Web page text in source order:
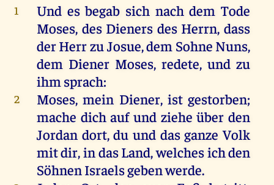
1
Und es begab sich nach dem Tode
Moses, des Dieners des Herrn, dass
der Herr zu Josue, dem Sohne Nuns,
dem Diener Moses, redete, und zu
ihm sprach:
2
Moses, mein Diener, ist gestorben;
mache dich auf und ziehe über den
Jordan dort, du und das ganze Volk
mit dir, in das Land, welches ich den
Söhnen Israels geben werde.